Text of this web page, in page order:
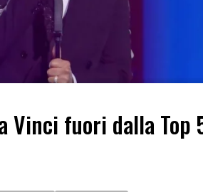
Vinci fuori dalla Top